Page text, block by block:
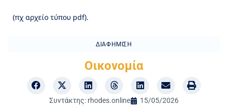
(πχ αρχείο τύπου pdf).
ΔΙΑΦΉΜΙΣΗ
Οικονομία
Συντάκτης: rhodes.online 15/05/2026